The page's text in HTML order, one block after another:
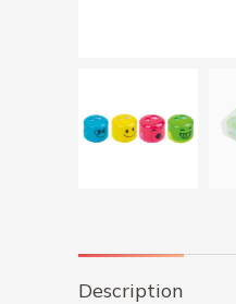
Description